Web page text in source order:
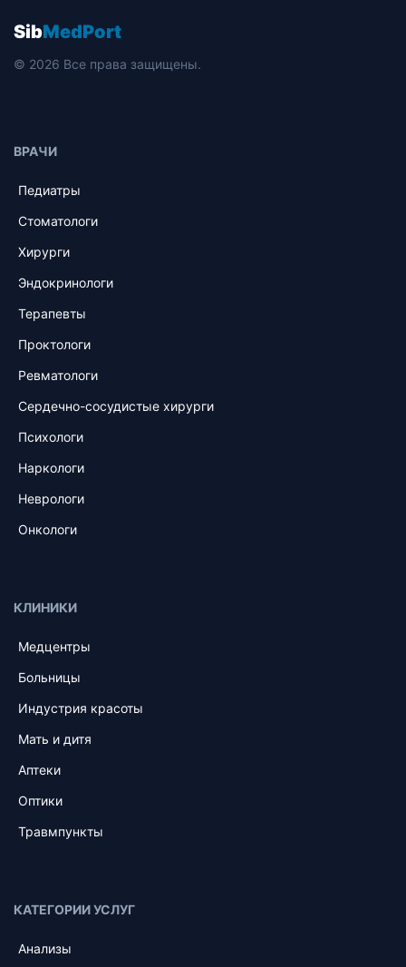
SibMedPort
© 2026 Все права защищены.
ВРАЧИ
Педиатры
Стоматологи
Хирурги
Эндокринологи
Терапевты
Проктологи
Ревматологи
Сердечно-сосудистые хирурги
Психологи
Наркологи
Неврологи
Онкологи
КЛИНИКИ
Медцентры
Больницы
Индустрия красоты
Мать и дитя
Аптеки
Оптики
Травмпункты
КАТЕГОРИИ УСЛУГ
Анализы